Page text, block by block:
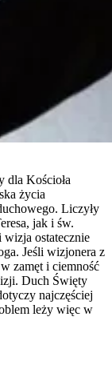
dla Kościoła
życia
Liczyły
jak i św.
ostatecznie
Jeśli wizjonera z
zamęt i ciemność
Duch Święty
najczęściej
leży więc w